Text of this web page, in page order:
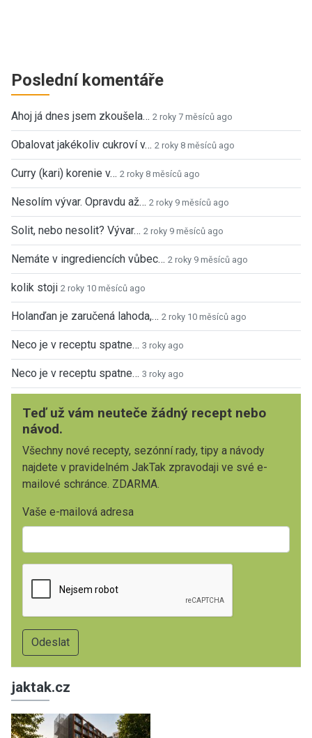
Poslední komentáře
Ahoj já dnes jsem zkoušela… 2 roky 7 měsíců ago
Obalovat jakékoliv cukroví v… 2 roky 8 měsíců ago
Curry (kari) korenie v… 2 roky 8 měsíců ago
Nesolím vývar. Opravdu až… 2 roky 9 měsíců ago
Solit, nebo nesolit? Vývar… 2 roky 9 měsíců ago
Nemáte v ingrediencích vůbec… 2 roky 9 měsíců ago
kolik stoji 2 roky 10 měsíců ago
Holanďan je zaručená lahoda,… 2 roky 10 měsíců ago
Neco je v receptu spatne… 3 roky ago
Neco je v receptu spatne… 3 roky ago
Teď už vám neuteče žádný recept nebo
návod.
Všechny nové recepty, sezónní rady, tipy a návody
najdete v pravidelném JakTak zpravodaji ve své e-
mailové schránce. ZDARMA.
Vaše e-mailová adresa
jaktak.cz